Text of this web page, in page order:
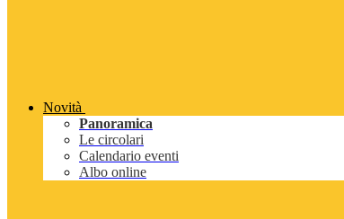
Novità
Panoramica
Le circolari
Calendario eventi
Albo online